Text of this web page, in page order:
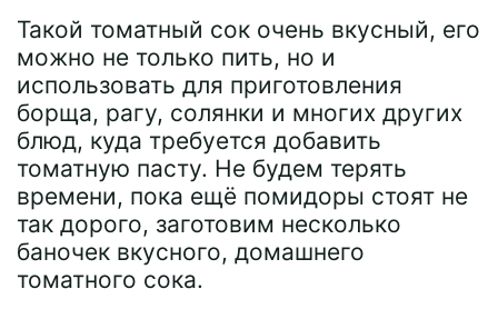
Такой томатный сок очень вкусный, его
можно не только пить, но и
использовать для приготовления
борща, рагу, солянки и многих других
блюд, куда требуется добавить
томатную пасту. Не будем терять
времени, пока ещё помидоры стоят не
так дорого, заготовим несколько
баночек вкусного, домашнего
томатного сока.